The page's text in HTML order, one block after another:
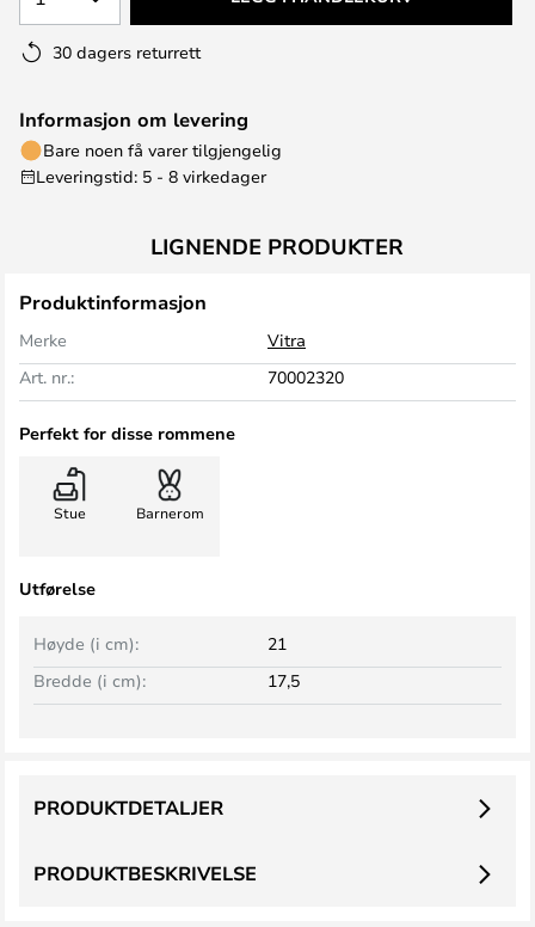
30 dagers returrett
Informasjon om levering
Bare noen få varer tilgjengelig
Leveringstid: 5 - 8 virkedager
LIGNENDE PRODUKTER
Produktinformasjon
Merke
Vitra
Art. nr.:
70002320
Perfekt for disse rommene
Stue Barnerom
Utførelse
Bredde (i cm): 17,5
Høyde (i cm): 21
PRODUKTBESKRIVELSE
PRODUKTDETALJER